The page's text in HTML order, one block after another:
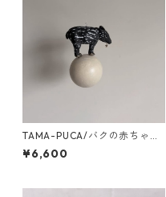
TAMA-PUCA/バクの赤ちゃん
ﾓﾋﾞｰﾙ
¥6,600